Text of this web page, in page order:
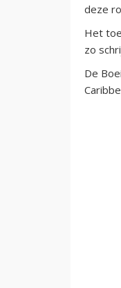
deze
Het
zo
De